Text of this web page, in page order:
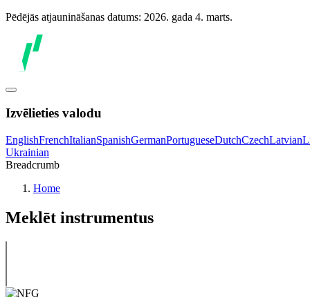
Pēdējās atjaunināšanas datums: 2026. gada 4. marts.
Izvēlieties valodu
EnglishFrenchItalianSpanishGermanPortugueseDutchCzechLatvian
Ukrainian
Breadcrumb
Home
Meklēt instrumentus